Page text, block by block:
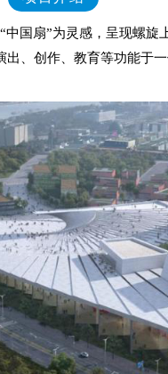
国扇”为灵感，呈现螺
、创作、教育等功能于一